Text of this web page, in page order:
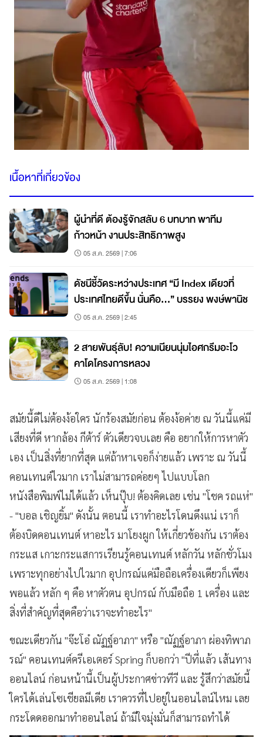
เนื้อหาที่เกี่ยวข้อง
ผู้นำที่ดี ต้องรู้จักสลับ 6 บทบาท พาทีม
ก้าวหน้า งานประสิทธิภาพสูง
05 ส.ค. 2569 | 7:06
ดัชนีชี้วัดระหว่างประเทศ “มี Index เดียวที่
ประเทศไทยดีขึ้น นั่นคือ...” บรรยง พงษ์พานิช
05 ส.ค. 2569 | 2:45
2 สายพันธุ์ลับ! ความเนียนนุ่มไอศกรีมอะโว
คาโดโครงการหลวง
05 ส.ค. 2569 | 1:08
สมัยนี้ดีไม่ต้องง้อใคร นักร้องสมัยก่อน ต้องง้อค่าย ณ วันนี้แค่มี
เสียงที่ดี หากล้อง กีต้าร์ ตัวเดียวจบเลย คือ อยากให้การหาตัว
เอง เป็นสิ่งที่ยากที่สุด แต่ถ้าหาเจอก็ง่ายแล้ว เพราะ ณ วันนี้
คอนเทนต์ไวมาก เราไม่สามารถค่อยๆ ไปแบบโลก
หนังสือพิมพ์ไม่ได้แล้ว เห็นปุ๊บ! ต้องคิดเลย เช่น "โชค รถแห่"
- "บอล เชิญยิ้ม" ดังนั้น ตอนนี้ เราทำอะไรโดนดึงแน่ เราก็
ต้องบิดคอนเทนต์ หาอะไร มาโยงผูก ให้เกี่ยวข้องกัน เราต้อง
กระแส เกาะกระแสการเรียนรู้คอนเทนต์ หลักวัน หลักชั่วโมง
เพราะทุกอย่างไปไวมาก อุปกรณ์แค่มือถือเครื่องเดียวก็เพียง
พอแล้ว หลัก ๆ คือ หาตัวตน อุปกรณ์ กับมือถือ 1 เครื่อง และ
สิ่งที่สำคัญที่สุดคือว่าเราจะทำอะไร"
ขณะเดียวกัน "จ๊ะโอ๋ ณัฏฐ์อาภา" หรือ "ณัฏฐ์อาภา ผ่องทิพาภ
รณ์" คอนเทนต์ครีเอเตอร์ Spring ก็บอกว่า "ปีที่แล้ว เส้นทาง
ออนไลน์ ก่อนหน้านี้เป็นผู้ประกาศข่าวทีวี และ รู้สึกว่าสมัยนี้
ใครได้เล่นโซเชียลมีเดีย เราควรที่ไปอยู่ในออนไลน์ไหม เลย
กระโดดออกมาทำออนไลน์ ถ้ามีใจมุ่งมั่นก็สามารถทำได้